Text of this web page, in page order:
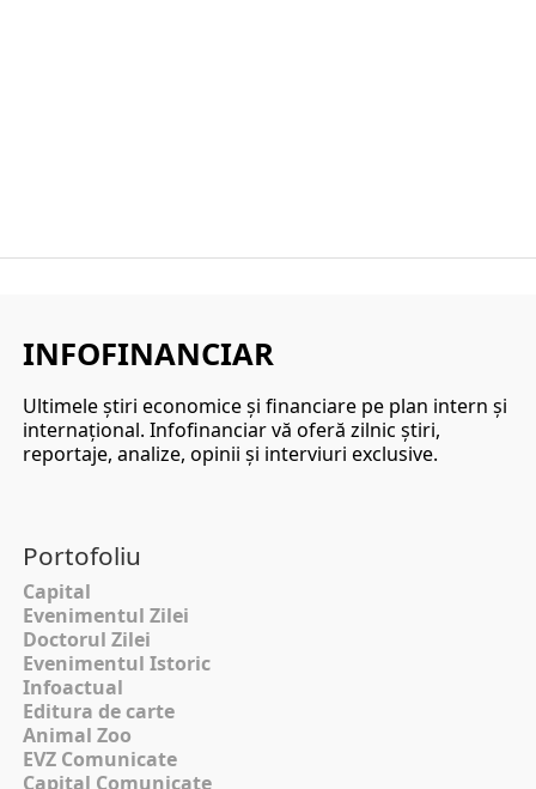
INFOFINANCIAR
Ultimele ştiri economice şi financiare pe plan intern şi
internaţional. Infofinanciar vă oferă zilnic ştiri,
reportaje, analize, opinii şi interviuri exclusive.
Portofoliu
Capital
Evenimentul Zilei
Doctorul Zilei
Evenimentul Istoric
Infoactual
Editura de carte
Animal Zoo
EVZ Comunicate
Capital Comunicate